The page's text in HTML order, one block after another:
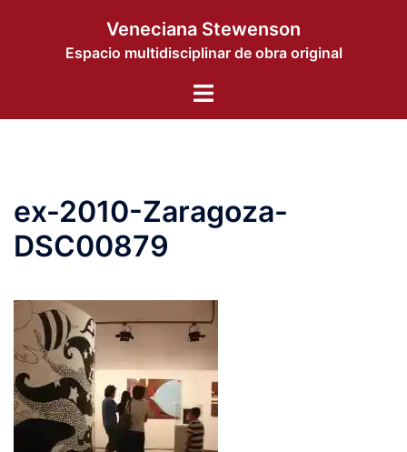
contenido
Veneciana Stewenson
Espacio multidisciplinar de obra original
Alternar
ex-2010-Zaragoza-
DSC00879